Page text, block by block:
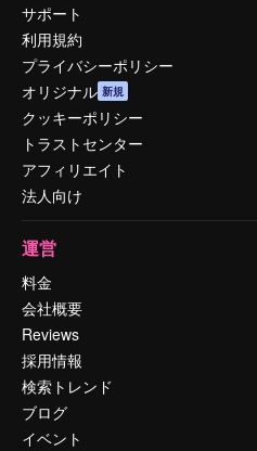
サポート
利用規約
プライバシーポリシー
オリジナル 新規
クッキーポリシー
トラストセンター
アフィリエイト
法人向け
運営
料金
会社概要
Reviews
採用情報
検索トレンド
ブログ
イベント